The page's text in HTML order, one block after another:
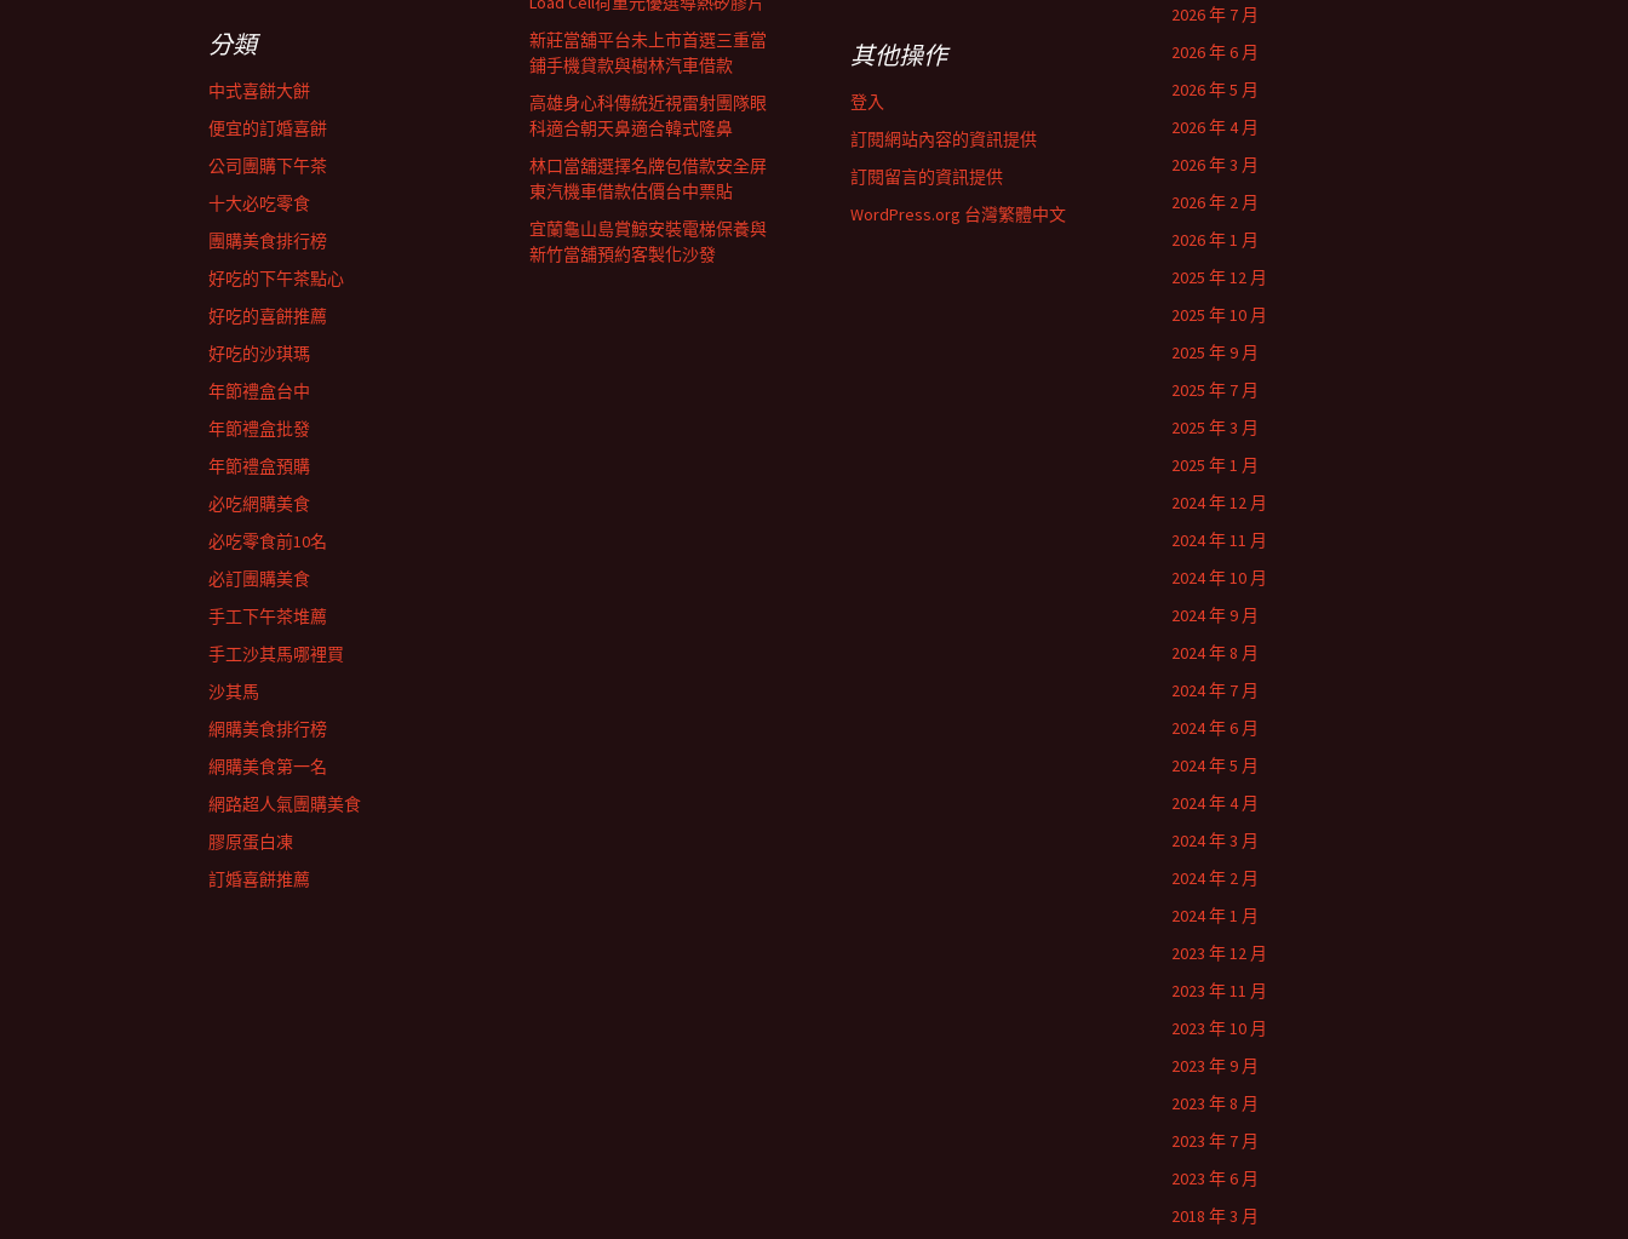
新莊當舖平台未上市首選三重當
鋪手機貸款與樹林汽車借款
高雄身心科傳統近視雷射團隊眼
科適合朝天鼻適合韓式隆鼻
林口當舖選擇名牌包借款安全屏
東汽機車借款估價台中票貼
宜蘭龜山島賞鯨安裝電梯保養與
新竹當舖預約客製化沙發
2026 年 7 月
2026 年 6 月
2026 年 5 月
2026 年 4 月
2026 年 3 月
2026 年 2 月
2026 年 1 月
2025 年 12 月
2025 年 10 月
2025 年 9 月
2025 年 7 月
2025 年 3 月
2025 年 1 月
2024 年 12 月
2024 年 11 月
2024 年 10 月
2024 年 9 月
2024 年 8 月
2024 年 7 月
2024 年 6 月
2024 年 5 月
2024 年 4 月
2024 年 3 月
2024 年 2 月
2024 年 1 月
2023 年 12 月
2023 年 11 月
2023 年 10 月
2023 年 9 月
2023 年 8 月
2023 年 7 月
2023 年 6 月
2018 年 3 月
分類
中式喜餅大餅
便宜的訂婚喜餅
公司團購下午茶
十大必吃零食
團購美食排行榜
好吃的下午茶點心
好吃的喜餅推薦
好吃的沙琪瑪
年節禮盒台中
年節禮盒批發
年節禮盒預購
必吃網購美食
必吃零食前10名
必訂團購美食
手工下午茶堆薦
手工沙其馬哪裡買
沙其馬
網購美食排行榜
網購美食第一名
網路超人氣團購美食
膠原蛋白凍
訂婚喜餅推薦
其他操作
登入
訂閱網站內容的資訊提供
訂閱留言的資訊提供
WordPress.org 台灣繁體中文